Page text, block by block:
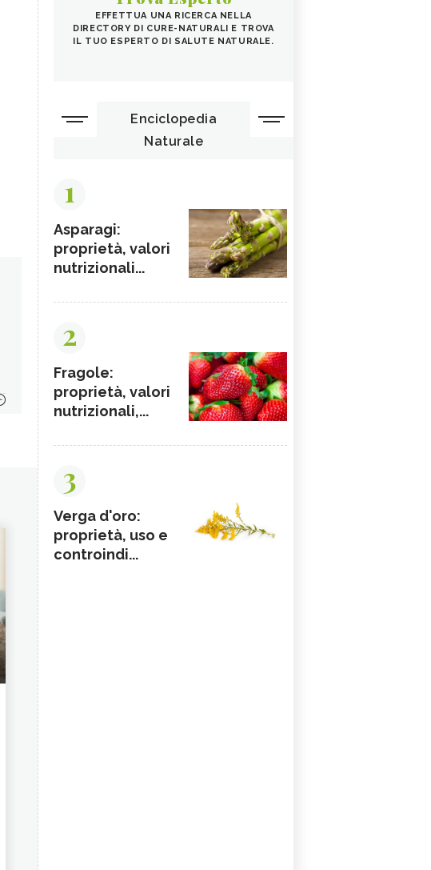
EFFETTUA UNA RICERCA NELLA
DIRECTORY DI CURE-NATURALI E TROVA
IL TUO ESPERTO DI SALUTE NATURALE.
Enciclopedia
Naturale
1
Asparagi:
proprietà, valori
nutrizionali...
2
Fragole:
proprietà, valori
nutrizionali,...
3
Verga d'oro:
proprietà, uso e
controindi...